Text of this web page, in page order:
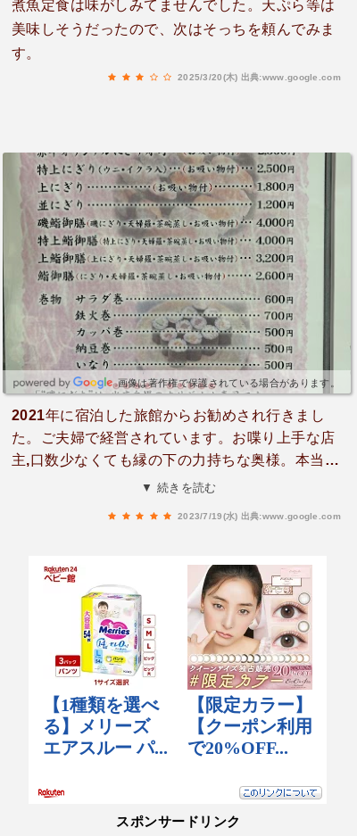
煮魚定食は味がしみてませんでした。天ぷら等は
美味しそうだったので、次はそっちを頼んでみま
す。
2025/3/20(木) 出典:www.google.com
画像は著作権で保護されている場合があります。
2021年に宿泊した旅館からお勧めされ行きまし
た。ご夫婦で経営されています。お喋り上手な店
主,口数少なくても縁の下の力持ちな奥様。本当に
美味しくて,楽しくて,毎年必ず近くに行った際には
すよ。
▼ 続きを読む
2023/7/19(水) 出典:www.google.com
スポンサードリンク